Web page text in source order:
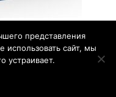
по
и отзывы
представления
использовать сайт, мы
устраивает.